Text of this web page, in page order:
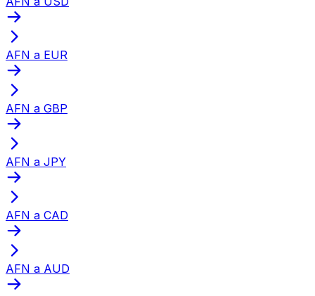
AFN a EUR
AFN a GBP
AFN a JPY
AFN a CAD
AFN a AUD